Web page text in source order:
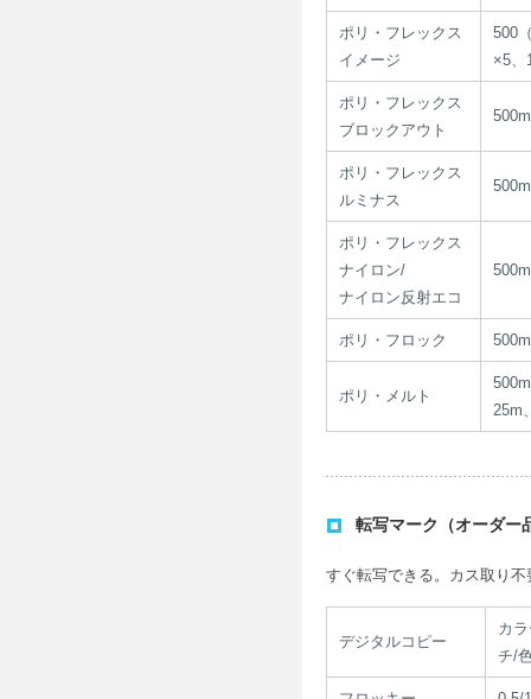
ポリ・フレックス
イメージ
500
×5、
ポリ・フレックス
ブロックアウト
ポリ・フレックス
ルミナス
ポリ・フレックス
ナイロン/
ナイロン反射エコ
ポリ・フロック
ポリ・メルト
25m
転写マーク（オーダー
すぐ転写できる。カス取り
デジタルコピー
カ
チ/